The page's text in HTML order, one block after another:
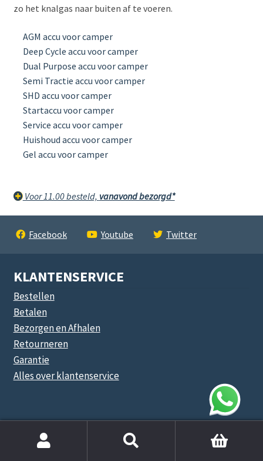
zo het knalgas naar buiten af te voeren.
AGM accu voor camper
Deep Cycle accu voor camper
Dual Purpose accu voor camper
Semi Tractie accu voor camper
SHD accu voor camper
Startaccu voor camper
Service accu voor camper
Huishoud accu voor camper
Gel accu voor camper
Voor 11.00 besteld, vanavond bezorgd*
Facebook Youtube Twitter
KLANTENSERVICE
Bestellen
Betalen
Bezorgen en Afhalen
Retourneren
Garantie
Alles over klantenservice
ZAKELIJK
Zakelijke klanten